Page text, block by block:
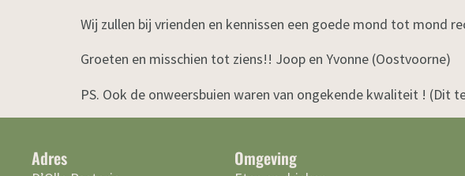
Wij zullen bij vrienden en kennissen een goede mond tot mond
Groeten en misschien tot ziens!! Joop en Yvonne (Oostvoorne)
PS. Ook de onweersbuien waren van ongekende kwaliteit ! (Dit
Adres Omgeving